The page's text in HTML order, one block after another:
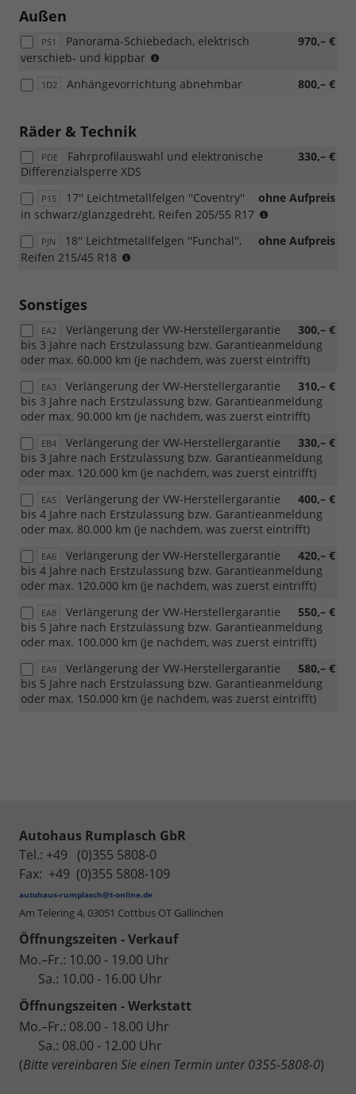
Außen
PS1 970,– €
Panorama-Schiebedach, elektrisch
verschieb- und kippbar
entfällt
Panoramadachs)
1D2 800,– €
Anhängevorrichtung abnehmbar
Räder & Technik
PDE 330,– €
Fahrprofilauswahl und elektronische
Differenzialsperre XDS
P15 ohne Aufpreis
17'' Leichtmetallfelgen ''Coventry''
in schwarz/glanzgedreht, Reifen 205/55 R17
Verbindung
Style")
PJN ohne Aufpreis
18'' Leichtmetallfelgen ''Funchal'',
Reifen 215/45 R18
Design-
Paket
"Black
Sonstiges
EA2 300,– €
Verlängerung der VW-Herstellergarantie
bis 3 Jahre nach Erstzulassung bzw. Garantieanmeldung
oder max. 60.000 km (je nachdem, was zuerst eintrifft)
EA3 310,– €
Verlängerung der VW-Herstellergarantie
bis 3 Jahre nach Erstzulassung bzw. Garantieanmeldung
oder max. 90.000 km (je nachdem, was zuerst eintrifft)
EB4 330,– €
Verlängerung der VW-Herstellergarantie
bis 3 Jahre nach Erstzulassung bzw. Garantieanmeldung
oder max. 120.000 km (je nachdem, was zuerst eintrifft)
EA5 400,– €
Verlängerung der VW-Herstellergarantie
bis 4 Jahre nach Erstzulassung bzw. Garantieanmeldung
oder max. 80.000 km (je nachdem, was zuerst eintrifft)
EA6 420,– €
Verlängerung der VW-Herstellergarantie
bis 4 Jahre nach Erstzulassung bzw. Garantieanmeldung
oder max. 120.000 km (je nachdem, was zuerst eintrifft)
EA8 550,– €
Verlängerung der VW-Herstellergarantie
bis 5 Jahre nach Erstzulassung bzw. Garantieanmeldung
oder max. 100.000 km (je nachdem, was zuerst eintrifft)
EA9 580,– €
Verlängerung der VW-Herstellergarantie
bis 5 Jahre nach Erstzulassung bzw. Garantieanmeldung
oder max. 150.000 km (je nachdem, was zuerst eintrifft)
Autohaus Rumplasch GbR
Tel.: +49 (0)355 5808-0
Fax: +49 (0)355 5808-109
autohaus-rumplasch@t-online.de
Am Telering 4, 03051 Cottbus OT Gallinchen
Öffnungszeiten - Verkauf
Mo.–Fr.: 10.00 - 19.00 Uhr
Sa.: 10.00 - 16.00 Uhr
Öffnungszeiten - Werkstatt
Mo.–Fr.: 08.00 - 18.00 Uhr
Sa.: 08.00 - 12.00 Uhr
(Bitte vereinbaren Sie einen Termin unter 0355-5808-0)